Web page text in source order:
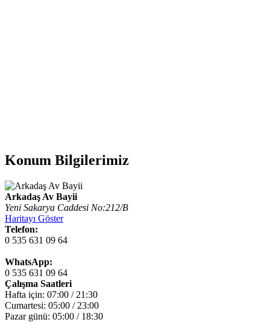
Konum Bilgilerimiz
Arkadaş Av Bayii
Yeni Sakarya Caddesi No:212/B
Haritayı Göster
Telefon:
0 535 631 09 64
WhatsApp:
0 535 631 09 64
Çalışma Saatleri
Hafta için: 07:00 / 21:30
Cumartesi: 05:00 / 23:00
Pazar günü: 05:00 / 18:30